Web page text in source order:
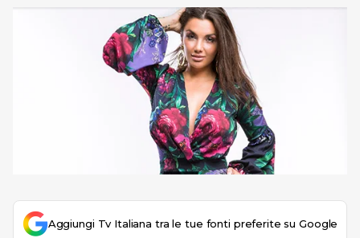
Aggiungi Tv Italiana tra le tue fonti preferite su Google